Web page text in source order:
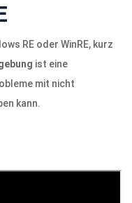
RE oder WinRE, kurz
ist eine
mit nicht
kann.